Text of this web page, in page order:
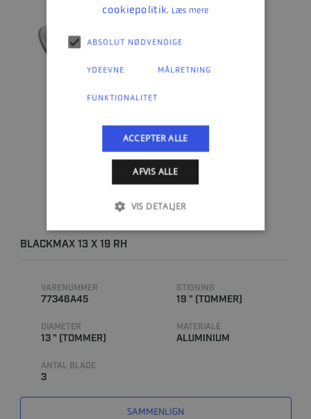
BLACKMAX 13 X 19 RH
VARENUMMER
77346A45
STIGNING
19 " (TOMMER)
DIAMETER
13 " (TOMMER)
MATERIALE
ALUMINIUM
ANTAL BLADE
3
SAMMENLIGN
cookiepolitik. Læs mere
ABSOLUT NØDVENDIGE
YDEEVNE MÅLRETNING
FUNKTIONALITET
ACCEPTER ALLE
AFVIS ALLE
VIS DETALJER